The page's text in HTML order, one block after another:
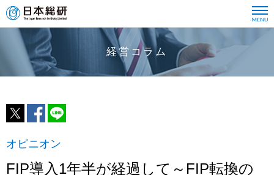
経営コラム
オピニオン
FIP導入1年半が経過して～FIP転換の